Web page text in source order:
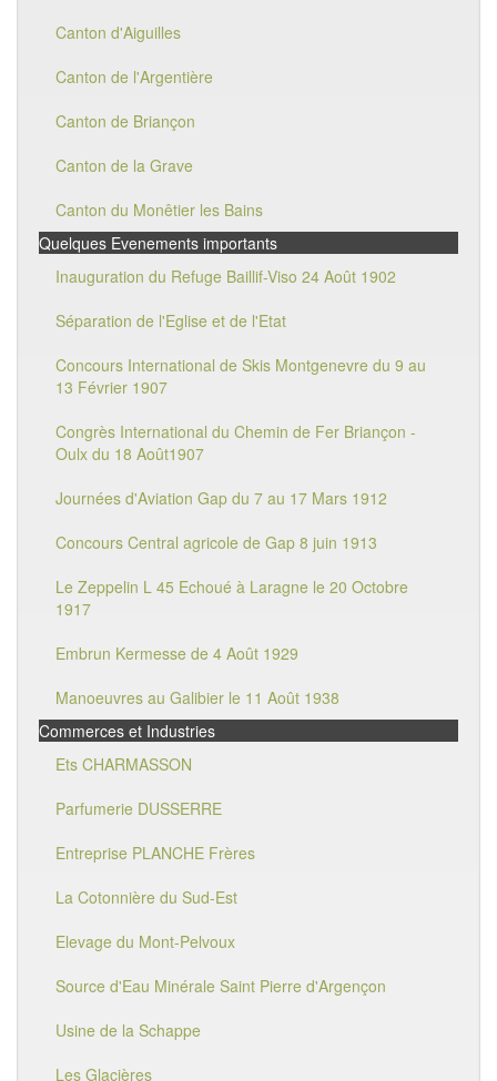
Canton d'Aiguilles
Canton de l'Argentière
Canton de Briançon
Canton de la Grave
Canton du Monêtier les Bains
Quelques Evenements importants
Inauguration du Refuge Baillif-Viso 24 Août 1902
Séparation de l'Eglise et de l'Etat
Concours International de Skis Montgenevre du 9 au
13 Février 1907
Congrès International du Chemin de Fer Briançon -
Oulx du 18 Août1907
Journées d'Aviation Gap du 7 au 17 Mars 1912
Concours Central agricole de Gap 8 juin 1913
Le Zeppelin L 45 Echoué à Laragne le 20 Octobre
1917
Embrun Kermesse de 4 Août 1929
Manoeuvres au Galibier le 11 Août 1938
Commerces et Industries
Ets CHARMASSON
Parfumerie DUSSERRE
Entreprise PLANCHE Frères
La Cotonnière du Sud-Est
Elevage du Mont-Pelvoux
Source d'Eau Minérale Saint Pierre d'Argençon
Usine de la Schappe
Les Glacières